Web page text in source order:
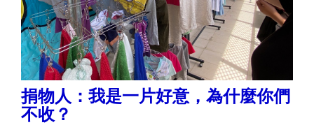
捐物人：我是一片好意，為什麼你們
不收？